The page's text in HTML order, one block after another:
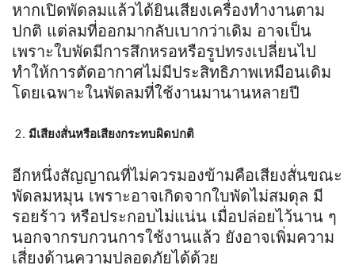
หากเปิดพัดลมแล้วได้ยินเสียงเครื่องทำงานตาม
ปกติ แต่ลมที่ออกมากลับเบากว่าเดิม อาจเป็น
เพราะใบพัดมีการสึกหรอหรือรูปทรงเปลี่ยนไป
ทำให้การตัดอากาศไม่มีประสิทธิภาพเหมือนเดิม
โดยเฉพาะในพัดลมที่ใช้งานมานานหลายปี
มีเสียงสั่นหรือเสียงกระทบผิดปกติ
อีกหนึ่งสัญญาณที่ไม่ควรมองข้ามคือเสียงสั่นขณะ
พัดลมหมุน เพราะอาจเกิดจากใบพัดไม่สมดุล มี
รอยร้าว หรือประกอบไม่แน่น เมื่อปล่อยไว้นาน ๆ
นอกจากรบกวนการใช้งานแล้ว ยังอาจเพิ่มความ
เสี่ยงด้านความปลอดภัยได้ด้วย